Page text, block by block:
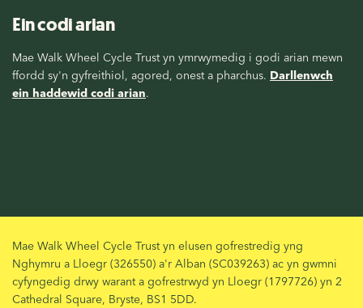
Ein codi arian
Mae Walk Wheel Cycle Trust yn ymrwymedig i godi arian mewn
ffordd sy'n gyfreithiol, agored, onest a pharchus. Darllenwch
ein haddewid codi arian.
Mae Walk Wheel Cycle Trust yn elusen gofrestredig yng
Nghymru a Lloegr (326550) a'r Alban (SC039263) ac yn gwmni
cyfyngedig drwy warant a gofrestrwyd yn Lloegr (1797726) yn 2
Cathedral Square, Bryste, BS1 5DD.